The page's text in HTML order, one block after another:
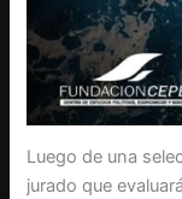
Luego de una
jurado que